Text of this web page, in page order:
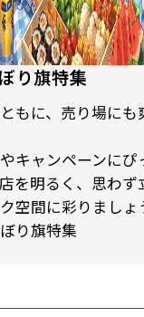
り旗特集
もに、売り場にも
キャンペーンにぴ
を明るく、思わず
空間に彩りまし
り旗特集